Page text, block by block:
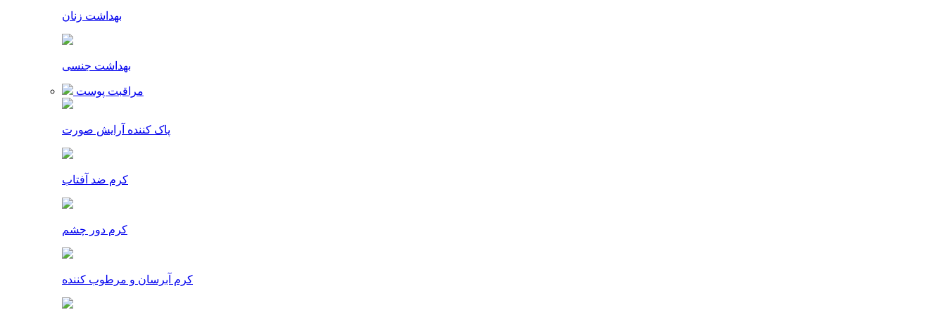
بهداشت زنان
بهداشت جنسی
مراقبت پوست
پاک کننده آرایش صورت
کرم ضد آفتاب
کرم دور چشم
کرم آبرسان و مرطوب کننده